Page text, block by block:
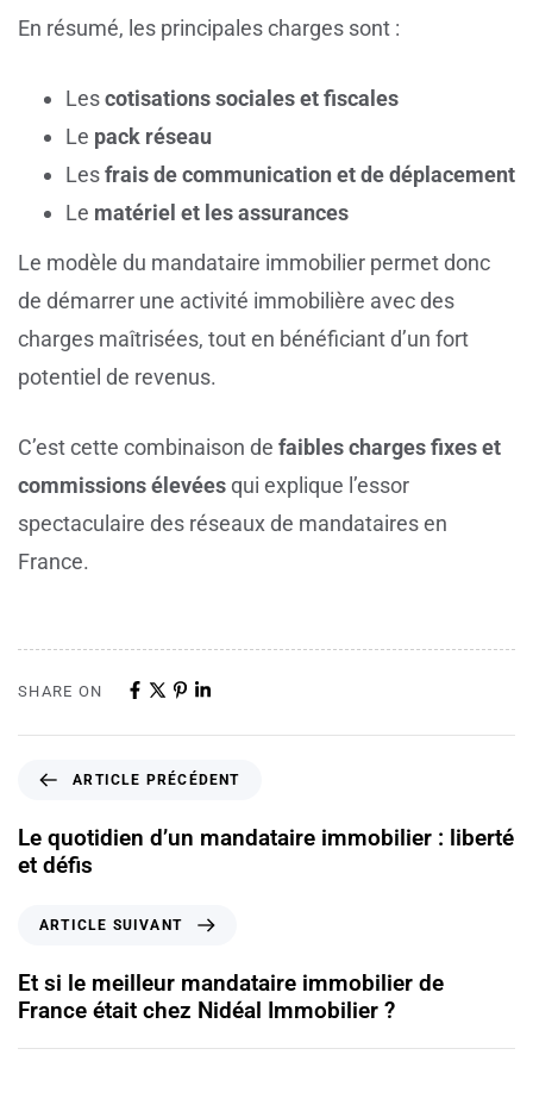
En résumé, les principales charges sont :
Lescotisations sociales et fiscales
Le pack réseau
Lesfrais de communication et de déplacement
Le matériel et les assurances
Le modèle du mandataire immobilier permet donc
de démarrer une activité immobilière avec des
charges maîtrisées, tout en bénéficiant d’un fort
potentiel de revenus.
C’est cette combinaison de faibles charges fixes et
commissions élevéesqui explique l’essor
spectaculaire des réseaux de mandataires en
France.
SHARE ON
ARTICLE PRÉCÉDENT
Le quotidien d’un mandataire immobilier : liberté
et défis
ARTICLE SUIVANT
Et si le meilleur mandataire immobilier de
France était chez Nidéal Immobilier ?